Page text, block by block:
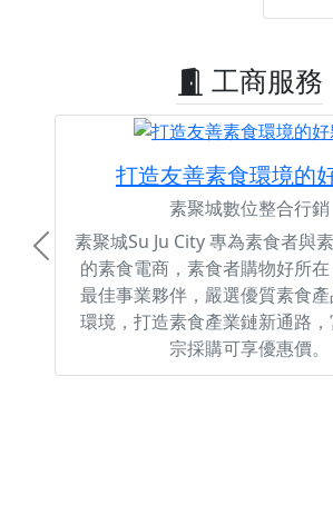
工商服務
打造友善素食環境的
素聚城數位整合行銷
素聚城Su Ju City 專為素食者與
的素食電商，素食者購物好所
最佳事業夥伴，嚴選優質素食
環境，打造素食產業鏈新通路
宗採購可享優惠價。
Previous